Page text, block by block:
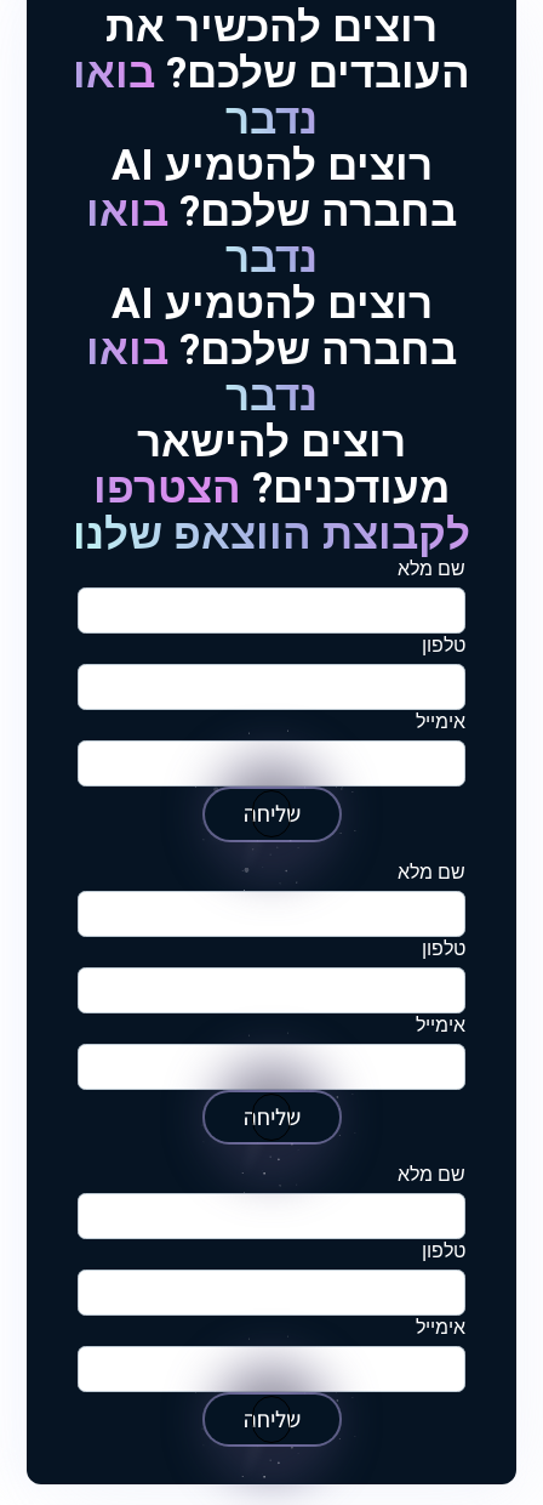
רוצים להכשיר את
העובדים שלכם? בואו
נדבר
רוצים להטמיע AI
בחברה שלכם? בואו
נדבר
רוצים להטמיע AI
בחברה שלכם? בואו
נדבר
רוצים להישאר
מעודכנים? הצטרפו
לקבוצת הווצאפ שלנו
שם מלא
טלפון
אימייל
שליחה
שם מלא
טלפון
אימייל
שליחה
שם מלא
טלפון
אימייל
שליחה